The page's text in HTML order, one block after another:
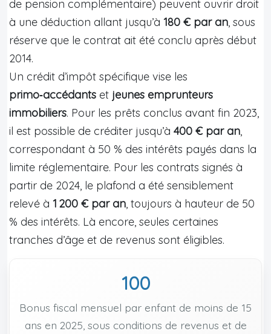
de pension complémentaire) peuvent ouvrir droit
à une déduction allant jusqu’à 180 € par an, sous
réserve que le contrat ait été conclu après début
2014.
Un crédit d’impôt spécifique vise les
primo‑accédants et jeunes emprunteurs
immobiliers. Pour les prêts conclus avant fin 2023,
il est possible de créditer jusqu’à 400 € par an,
correspondant à 50 % des intérêts payés dans la
limite réglementaire. Pour les contrats signés à
partir de 2024, le plafond a été sensiblement
relevé à 1 200 € par an, toujours à hauteur de 50
% des intérêts. Là encore, seules certaines
tranches d’âge et de revenus sont éligibles.
100
Bonus fiscal mensuel par enfant de moins de 15
ans en 2025, sous conditions de revenus et de